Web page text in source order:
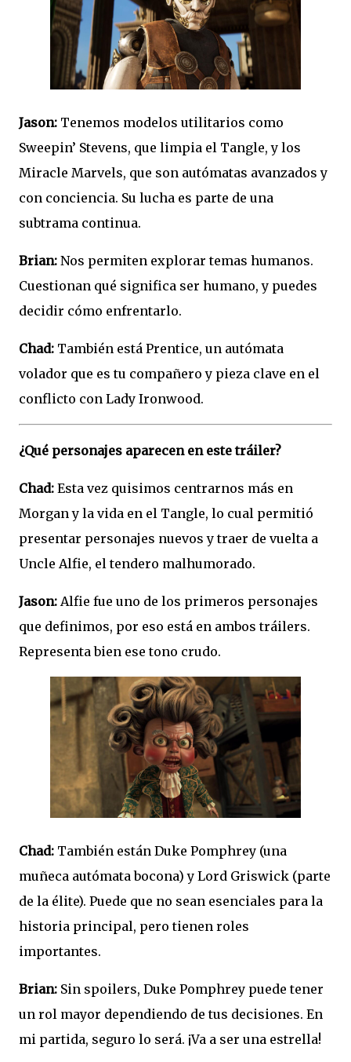
Jason: Tenemos modelos utilitarios como
Sweepin’ Stevens, que limpia el Tangle, y los
Miracle Marvels, que son autómatas avanzados y
con conciencia. Su lucha es parte de una
subtrama continua.
Brian: Nos permiten explorar temas humanos.
Cuestionan qué significa ser humano, y puedes
decidir cómo enfrentarlo.
Chad: También está Prentice, un autómata
volador que es tu compañero y pieza clave en el
conflicto con Lady Ironwood.
¿Qué personajes aparecen en este tráiler?
Chad: Esta vez quisimos centrarnos más en
Morgan y la vida en el Tangle, lo cual permitió
presentar personajes nuevos y traer de vuelta a
Uncle Alfie, el tendero malhumorado.
Jason: Alfie fue uno de los primeros personajes
que definimos, por eso está en ambos tráilers.
Representa bien ese tono crudo.
Chad: También están Duke Pomphrey (una
muñeca autómata bocona) y Lord Griswick (parte
de la élite). Puede que no sean esenciales para la
historia principal, pero tienen roles
importantes.
Brian: Sin spoilers, Duke Pomphrey puede tener
un rol mayor dependiendo de tus decisiones. En
mi partida, seguro lo será. ¡Va a ser una estrella!